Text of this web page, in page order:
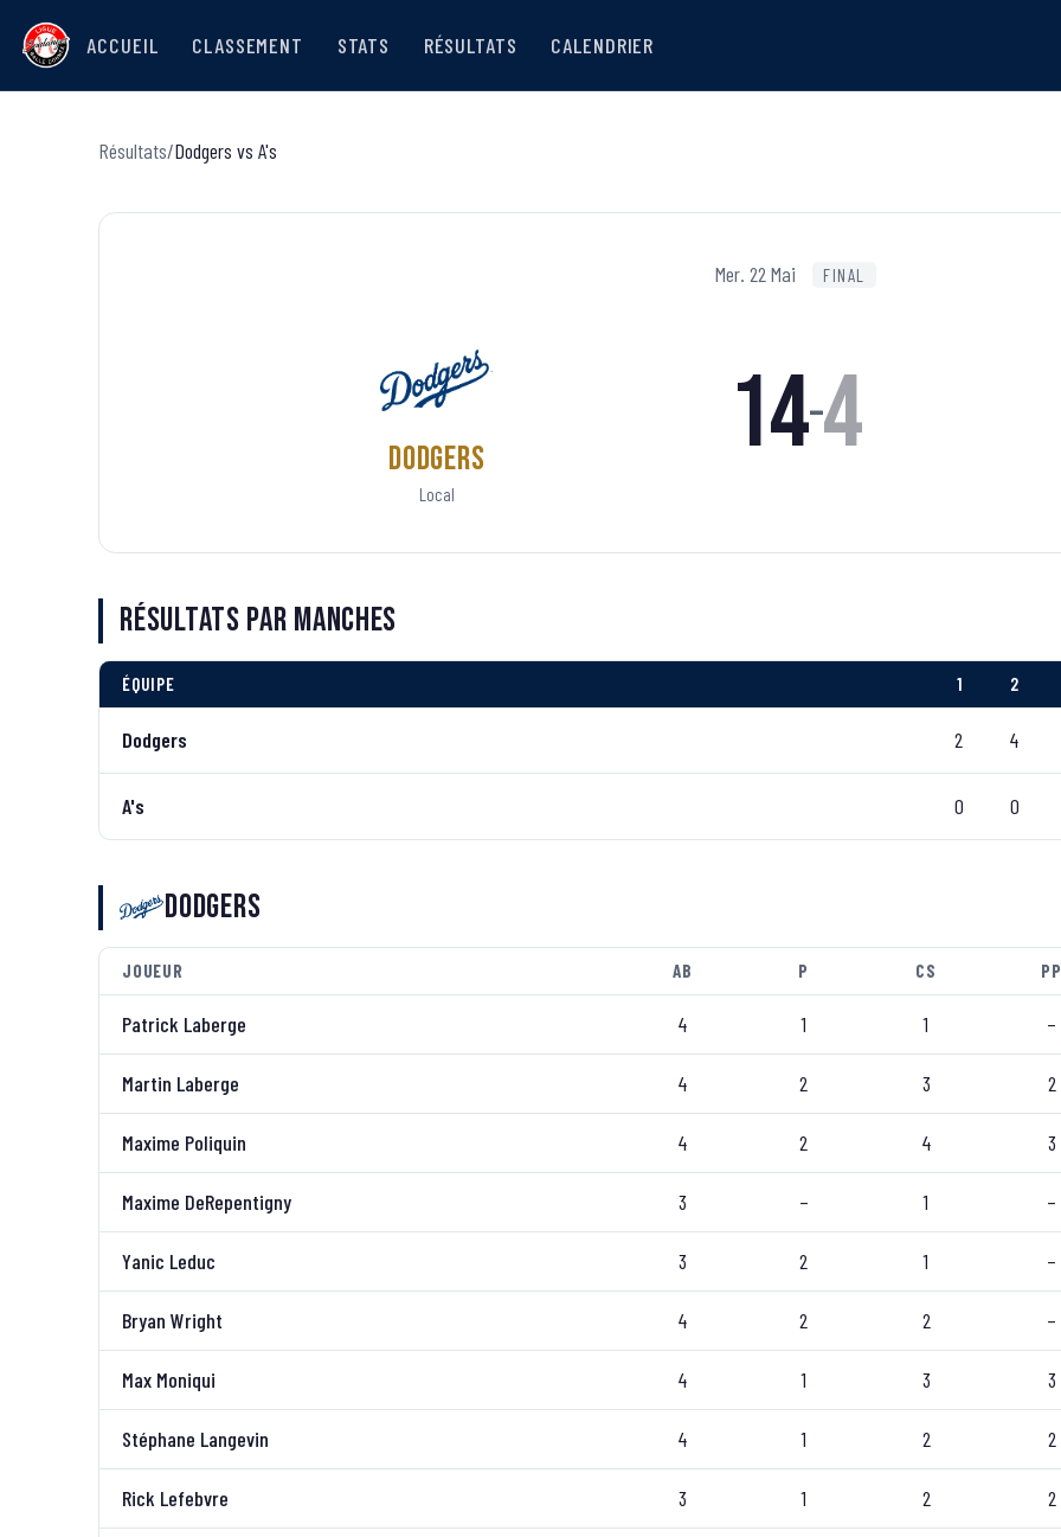
ACCUEIL CLASSEMENT STATS RÉSULTATS CALENDRIER
Résultats/Dodgers vs A's
Mer. 22 Mai FINAL
Dodgers
Local
14–4
Résultats par manches
ÉQUIPE 1 2
Dodgers 2 4
A's 0 0
Dodgers
JOUEUR AB P CS PP
Patrick Laberge 4 1 1 –
Martin Laberge 4 2 3 2
Maxime Poliquin 4 2 4 3
Maxime DeRepentigny 3 – 1 –
Yanic Leduc 3 2 1 –
Bryan Wright 4 2 2 –
Max Moniqui 4 1 3 3
Stéphane Langevin 4 1 2 2
Rick Lefebvre 3 1 2 2